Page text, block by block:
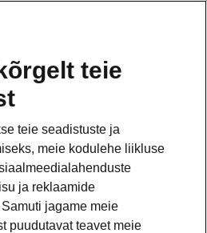
teie
teie seadistuste ja
meie kodulehe liikluse
ja reklaamide
jagame meie
puudutavat teavet meie